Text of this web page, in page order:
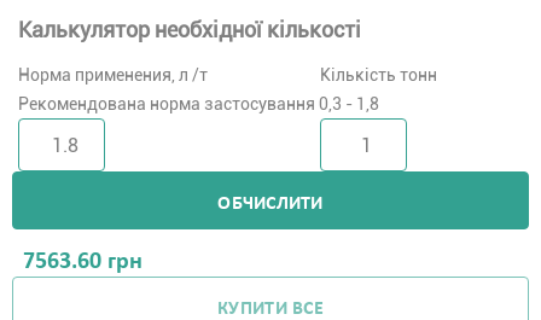
Калькулятор необхідної кількості
Норма применения, л /т
Кількість тонн
Рекомендована норма застосування 0,3 - 1,8
ОБЧИСЛИТИ
7563.60 грн
КУПИТИ ВСЕ